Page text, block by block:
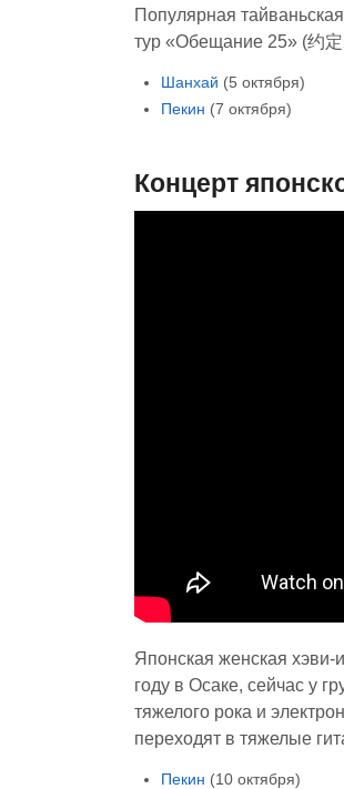
Популярная
тур «Обещание 25» (约
Шанхай (5 октября)
Пекин (7 октября)
Концерт
Японская женская хэви-
году в Осаке, сейчас у
тяжелого рока и
переходят в тяжелые
Пекин (10 октября)